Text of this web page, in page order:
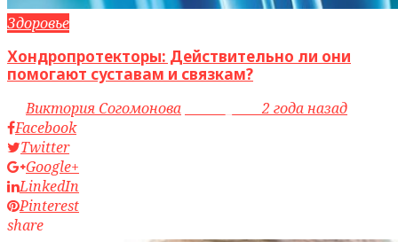
Здоровье
Хондропротекторы: Действительно ли они
помогают суставам и связкам?
byВиктория Согомонова access_time2 года назад
Facebook
Twitter
Google+
LinkedIn
Pinterest
share